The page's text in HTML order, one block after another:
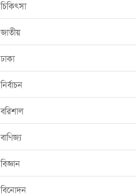
চিকিৎসা
জাতীয়
ঢাকা
নির্বাচন
বরিশাল
বাণিজ্য
বিজ্ঞান
বিনোদন